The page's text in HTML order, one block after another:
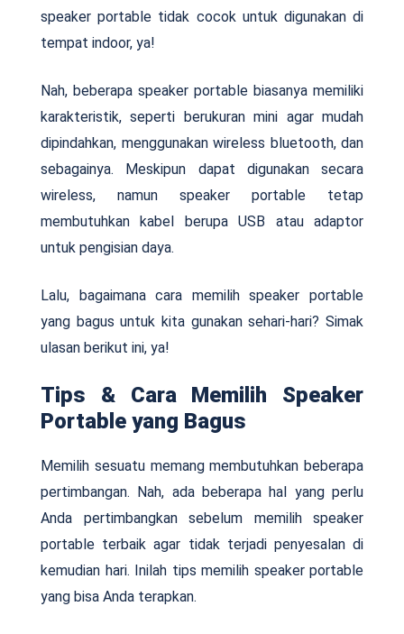
speaker portable tidak cocok untuk digunakan di
tempat indoor, ya!
Nah, beberapa speaker portable biasanya memiliki
karakteristik, seperti berukuran mini agar mudah
dipindahkan, menggunakan wireless bluetooth, dan
sebagainya. Meskipun dapat digunakan secara
wireless, namun speaker portable tetap
membutuhkan kabel berupa USB atau adaptor
untuk pengisian daya.
Lalu, bagaimana cara memilih speaker portable
yang bagus untuk kita gunakan sehari-hari? Simak
ulasan berikut ini, ya!
Tips & Cara Memilih Speaker
Portable yang Bagus
Memilih sesuatu memang membutuhkan beberapa
pertimbangan. Nah, ada beberapa hal yang perlu
Anda pertimbangkan sebelum memilih speaker
portable terbaik agar tidak terjadi penyesalan di
kemudian hari. Inilah tips memilih speaker portable
yang bisa Anda terapkan.